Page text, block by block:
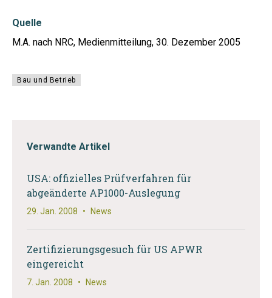
Quelle
M.A. nach NRC, Medienmitteilung, 30. Dezember 2005
Bau und Betrieb
Verwandte Artikel
USA: offizielles Prüfverfahren für
abgeänderte AP1000-Auslegung
29. Jan. 2008 • News
Zertifizierungsgesuch für US APWR
eingereicht
7. Jan. 2008 • News